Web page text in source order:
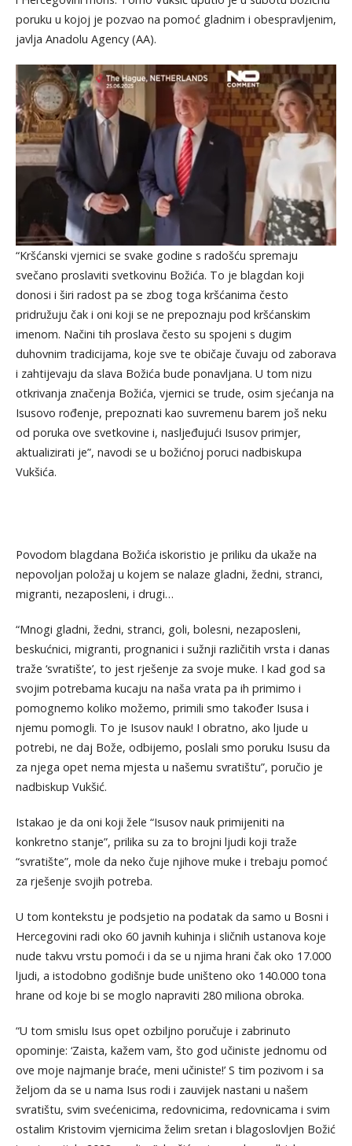
poruku u kojoj je pozvao na pomoć gladnim i obespravljenim,
javlja Anadolu Agency (AA).
“Kršćanski vjernici se svake godine s radošću spremaju
svečano proslaviti svetkovinu Božića. To je blagdan koji
donosi i širi radost pa se zbog toga kršćanima često
pridružuju čak i oni koji se ne prepoznaju pod kršćanskim
imenom. Načini tih proslava često su spojeni s dugim
duhovnim tradicijama, koje sve te običaje čuvaju od zaborava
i zahtijevaju da slava Božića bude ponavljana. U tom nizu
otkrivanja značenja Božića, vjernici se trude, osim sjećanja na
Isusovo rođenje, prepoznati kao suvremenu barem još neku
od poruka ove svetkovine i, nasljeđujući Isusov primjer,
aktualizirati je”, navodi se u božićnoj poruci nadbiskupa
Vukšića.
Povodom blagdana Božića iskoristio je priliku da ukaže na
nepovoljan položaj u kojem se nalaze gladni, žedni, stranci,
migranti, nezaposleni, i drugi…
“Mnogi gladni, žedni, stranci, goli, bolesni, nezaposleni,
beskućnici, migranti, prognanici i sužnji različitih vrsta i danas
traže ‘svratište’, to jest rješenje za svoje muke. I kad god sa
svojim potrebama kucaju na naša vrata pa ih primimo i
pomognemo koliko možemo, primili smo također Isusa i
njemu pomogli. To je Isusov nauk! I obratno, ako ljude u
potrebi, ne daj Bože, odbijemo, poslali smo poruku Isusu da
za njega opet nema mjesta u našemu svratištu”, poručio je
nadbiskup Vukšić.
Istakao je da oni koji žele “Isusov nauk primijeniti na
konkretno stanje”, prilika su za to brojni ljudi koji traže
“svratište”, mole da neko čuje njihove muke i trebaju pomoć
za rješenje svojih potreba.
U tom kontekstu je podsjetio na podatak da samo u Bosni i
Hercegovini radi oko 60 javnih kuhinja i sličnih ustanova koje
nude takvu vrstu pomoći i da se u njima hrani čak oko 17.000
ljudi, a istodobno godišnje bude uništeno oko 140.000 tona
hrane od koje bi se moglo napraviti 280 miliona obroka.
“U tom smislu Isus opet ozbiljno poručuje i zabrinuto
opominje: ‘Zaista, kažem vam, što god učiniste jednomu od
ove moje najmanje braće, meni učiniste!’ S tim pozivom i sa
željom da se u nama Isus rodi i zauvijek nastani u našem
svratištu, svim svećenicima, redovnicima, redovnicama i svim
ostalim Kristovim vjernicima želim sretan i blagoslovljen Božić